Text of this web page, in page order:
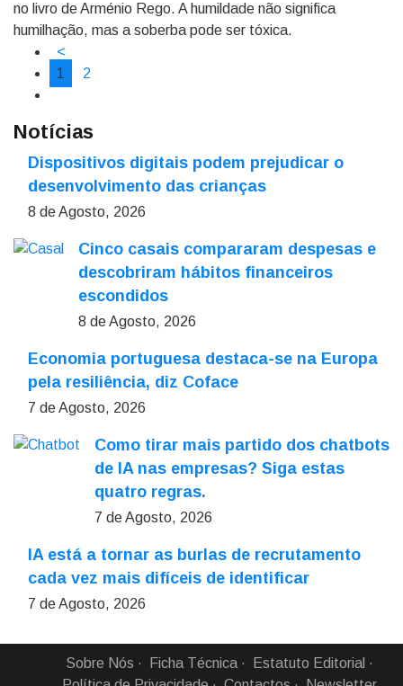
no livro de Arménio Rego. A humildade não significa
humilhação, mas a soberba pode ser tóxica.
<
1
2
Notícias
Dispositivos digitais podem prejudicar o
desenvolvimento das crianças
8 de Agosto, 2026
Cinco casais compararam despesas e
descobriram hábitos financeiros
escondidos
8 de Agosto, 2026
Economia portuguesa destaca-se na Europa
pela resiliência, diz Coface
7 de Agosto, 2026
Como tirar mais partido dos chatbots
de IA nas empresas? Siga estas
quatro regras.
7 de Agosto, 2026
IA está a tornar as burlas de recrutamento
cada vez mais difíceis de identificar
7 de Agosto, 2026
Sobre Nós Ficha Técnica
Estatuto Editorial